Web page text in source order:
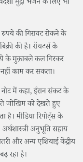
मुद्रा भेजने के लिए भी
की गिरावट रोकने के
की है। रॉयटर्स के
के मुक़ाबले कल गिरकर
काम कर सकता।
नोट में कहा, ईरान संकट के
जोखिम को देखते हुए
मीडिया रिपोर्ट्स के
अनुभूति सहाय
और अन्य एशियाई केंद्रीय
रहा है।